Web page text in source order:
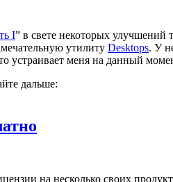
I” в свете некоторых улучшений
утилиту Desktops. У
устраивает меня на данный
дальше:
на несколько своих